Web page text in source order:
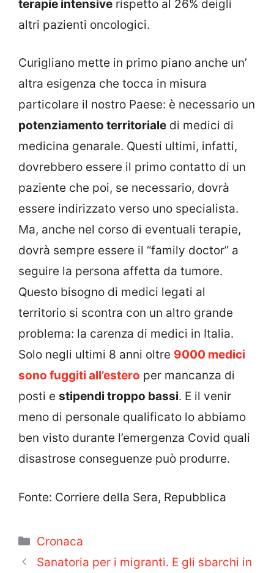
terapie intensive rispetto al 26% deigli
altri pazienti oncologici.
Curigliano mette in primo piano anche un’
altra esigenza che tocca in misura
particolare il nostro Paese: è necessario un
potenziamento territoriale di medici di
medicina genarale. Questi ultimi, infatti,
dovrebbero essere il primo contatto di un
paziente che poi, se necessario, dovrà
essere indirizzato verso uno specialista.
Ma, anche nel corso di eventuali terapie,
dovrà sempre essere il “family doctor” a
seguire la persona affetta da tumore.
Questo bisogno di medici legati al
territorio si scontra con un altro grande
problema: la carenza di medici in Italia.
Solo negli ultimi 8 anni oltre 9000 medici
sono fuggiti all’estero per mancanza di
posti e stipendi troppo bassi. E il venir
meno di personale qualificato lo abbiamo
ben visto durante l’emergenza Covid quali
disastrose conseguenze può produrre.
Fonte: Corriere della Sera, Repubblica
Categorie
Cronaca
Sanatoria per i migranti. E gli sbarchi in